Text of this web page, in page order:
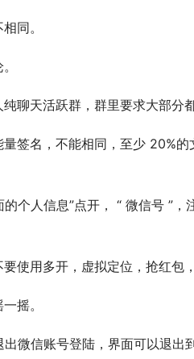
同。
聊天活跃群，群里要求大部分
签名，不能相同，至少 20%
个人信息”点开， “ 微信号 ”
使用多开，虚拟定位，抢红包
摇。
微信账号登陆，界面可以退出